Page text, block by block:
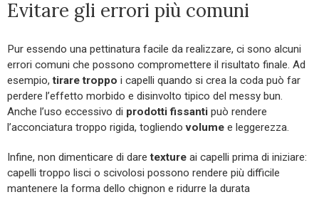
Evitare gli errori più comuni
Pur essendo una pettinatura facile da realizzare, ci sono alcuni
errori comuni che possono compromettere il risultato finale. Ad
esempio,tirare troppo i capelli quando si crea la coda può far
perdere l’effetto morbido e disinvolto tipico del messy bun.
Anche l’uso eccessivo di prodotti fissanti può rendere
l’acconciatura troppo rigida, togliendovolume e leggerezza.
Infine, non dimenticare di daretexture ai capelli prima di iniziare:
capelli troppo lisci o scivolosi possono rendere più difficile
mantenere la forma dello chignon e ridurre la durata